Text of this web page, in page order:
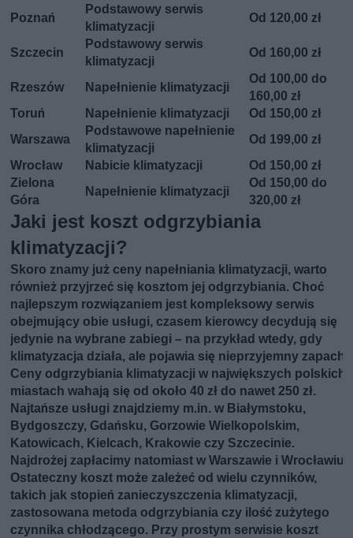
Poznań
Podstawowy serwis
klimatyzacji
Od 120,00 zł
Szczecin
Podstawowy serwis
klimatyzacji
Od 160,00 zł
Rzeszów Napełnienie klimatyzacji
Od 100,00 do
160,00 zł
Toruń
Napełnienie klimatyzacji
Od 150,00 zł
Warszawa
Podstawowe napełnienie
klimatyzacji
Od 199,00 zł
Wrocław
Nabicie klimatyzacji
Od 150,00 zł
Zielona
Góra
Napełnienie klimatyzacji
Od 150,00 do
320,00 zł
Jaki jest koszt odgrzybiania
klimatyzacji?
Skoro znamy już ceny napełniania klimatyzacji, warto
również przyjrzeć się kosztom jej odgrzybiania. Choć
najlepszym rozwiązaniem jest kompleksowy serwis
obejmujący obie usługi, czasem kierowcy decydują się
jedynie na wybrane zabiegi – na przykład wtedy, gdy
klimatyzacja działa, ale pojawia się nieprzyjemny zapach.
Ceny odgrzybiania klimatyzacji w największych polskich
miastach wahają się od około 40 zł do nawet 250 zł.
Najtańsze usługi znajdziemy m.in. w Białymstoku,
Bydgoszczy, Gdańsku, Gorzowie Wielkopolskim,
Katowicach, Kielcach, Krakowie czy Szczecinie.
Najdrożej zapłacimy natomiast w Warszawie i Wrocławiu.
Ostateczny koszt może zależeć od wielu czynników,
takich jak stopień zanieczyszczenia klimatyzacji,
zastosowana metoda odgrzybiania czy ilość zużytego
czynnika chłodzącego. Przy prostym serwisie koszt